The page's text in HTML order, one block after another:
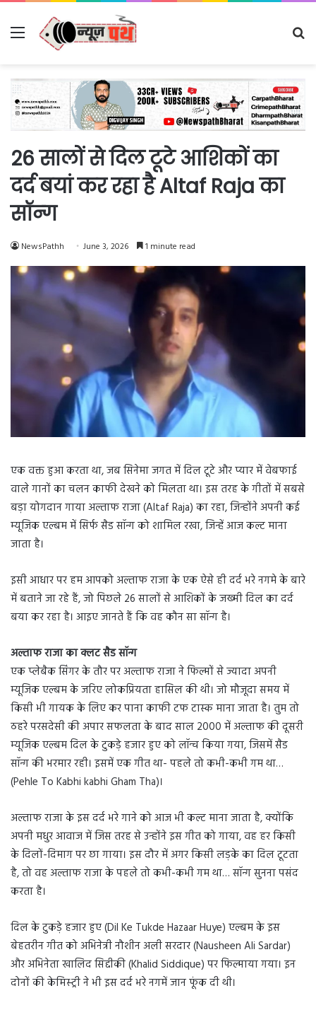
Menu
26 सालों से दिल टूटे आशिकों का
दर्द बयां कर रहा है Altaf Raja का
सॉन्ग
NewsPathh June 3, 2026 1 minute read
एक वक्त हुआ करता था, जब सिनेमा जगत में दिल टूटे और प्यार में वेबफाई
वाले गानों का चलन काफी देखने को मिलता था। इस तरह के गीतों में सबसे
बड़ा योगदान गाया अल्ताफ राजा (Altaf Raja) का रहा, जिन्होंने अपनी कई
म्यूजिक एल्बम में सिर्फ सैड सॉन्ग को शामिल रखा, जिन्हें आज कल्ट माना
जाता है।
इसी आधार पर हम आपको अल्ताफ राजा के एक ऐसे ही दर्द भरे नगमे के बारे
में बताने जा रहे हैं, जो पिछले 26 सालों से आशिकों के जख्मी दिल का दर्द
बया कर रहा है। आइए जानते हैं कि वह कौन सा सॉन्ग है।
अल्ताफ राजा का क्लट सैड सॉन्ग
एक प्लेबैक सिंगर के तौर पर अल्ताफ राजा ने फिल्मों से ज्यादा अपनी
म्यूजिक एल्बम के जरिए लोकप्रियता हासिल की थी। जो मौजूदा समय में
किसी भी गायक के लिए कर पाना काफी टफ टास्क माना जाता है। तुम तो
ठहरे परसदेसी की अपार सफलता के बाद साल 2000 में अल्ताफ की दूसरी
म्यूजिक एल्बम दिल के टुकड़े हजार हुए को लॉन्च किया गया, जिसमें सैड
सॉन्ग की भरमार रही। इसमें एक गीत था- पहले तो कभी-कभी गम था…
(Pehle To Kabhi kabhi Gham Tha)।
अल्ताफ राजा के इस दर्द भरे गाने को आज भी कल्ट माना जाता है, क्योंकि
अपनी मधुर आवाज में जिस तरह से उन्होंने इस गीत को गाया, वह हर किसी
के दिलों-दिमाग पर छा गाया। इस दौर में अगर किसी लड़के का दिल टूटता
है, तो वह अल्ताफ राजा के पहले तो कभी-कभी गम था… सॉन्ग सुनना पसंद
करता है।
दिल के टुकड़े हजार हुए (Dil Ke Tukde Hazaar Huye) एल्बम के इस
बेहतरीन गीत को अभिनेत्री नौशीन अली सरदार (Nausheen Ali Sardar)
और अभिनेता खालिद सिद्दीकी (Khalid Siddique) पर फिल्माया गया। इन
दोनों की केमिस्ट्री ने भी इस दर्द भरे नगमें जान फूंक दी थी।